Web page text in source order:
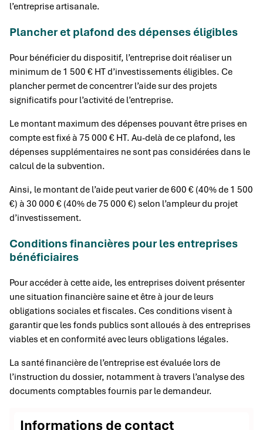
l’entreprise artisanale.
Plancher et plafond des dépenses éligibles
Pour bénéficier du dispositif, l’entreprise doit réaliser un
minimum de 1 500 € HT d’investissements éligibles. Ce
plancher permet de concentrer l’aide sur des projets
significatifs pour l’activité de l’entreprise.
Le montant maximum des dépenses pouvant être prises en
compte est fixé à 75 000 € HT. Au-delà de ce plafond, les
dépenses supplémentaires ne sont pas considérées dans le
calcul de la subvention.
Ainsi, le montant de l’aide peut varier de 600 € (40% de 1 500
€) à 30 000 € (40% de 75 000 €) selon l’ampleur du projet
d’investissement.
Conditions financières pour les entreprises
bénéficiaires
Pour accéder à cette aide, les entreprises doivent présenter
une situation financière saine et être à jour de leurs
obligations sociales et fiscales. Ces conditions visent à
garantir que les fonds publics sont alloués à des entreprises
viables et en conformité avec leurs obligations légales.
La santé financière de l’entreprise est évaluée lors de
l’instruction du dossier, notamment à travers l’analyse des
documents comptables fournis par le demandeur.
Informations de contact